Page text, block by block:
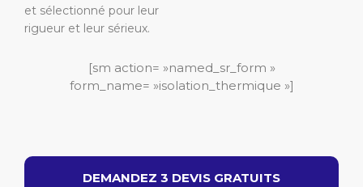
et sélectionné pour leur
rigueur et leur sérieux.
[sm action= »named_sr_form »
form_name= »isolation_thermique »]
DEMANDEZ 3 DEVIS GRATUITS